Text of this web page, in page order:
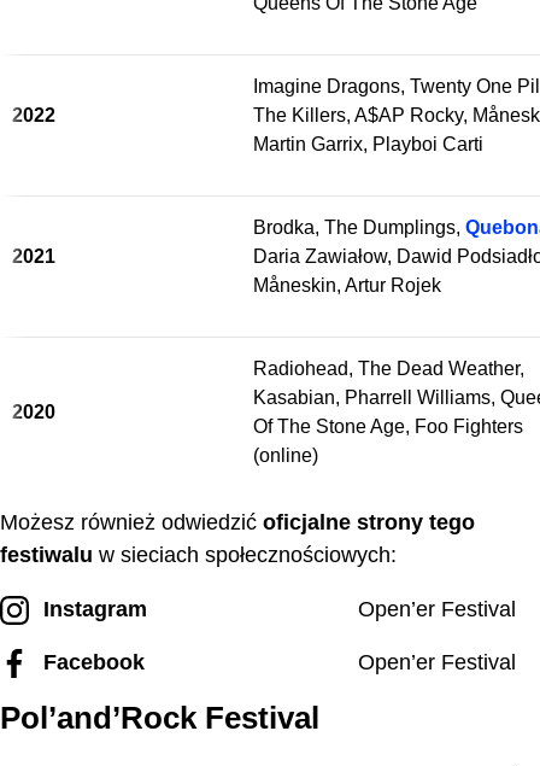
2022
Imagine Dragons, Twenty One
The Killers, A$AP Rocky,
Martin Garrix, Playboi Carti
2021
Brodka, The Dumplings,
Daria Zawiałow, Dawid
Måneskin, Artur Rojek
2020
Radiohead, The Dead Weather,
Kasabian, Pharrell Williams,
Of The Stone Age, Foo Fighters
(online)
Możesz również odwiedzić oficjalne strony tego
festiwalu w sieciach społecznościowych:
Instagram Open’er Festival
Facebook Open’er Festival
Pol’and’Rock Festival